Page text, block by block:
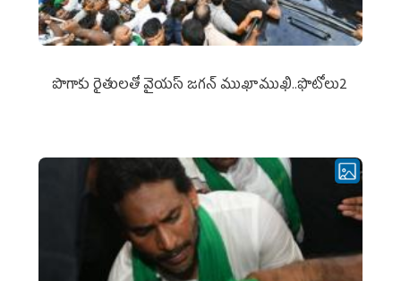
పొగాకు రైతుల‌తో వైయ‌స్ జ‌గ‌న్ ముఖాముఖి..ఫొటోలు2